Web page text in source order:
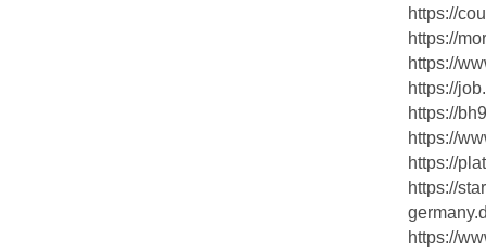
https://
https://
https://
https://
https://
https://
https://
https://
https://